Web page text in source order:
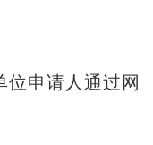
申请人通过网